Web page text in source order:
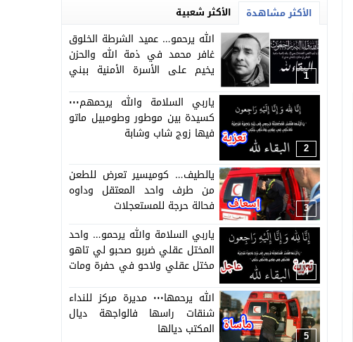
الأكثر مشاهدة الأكثر شعبية
1
الله يرحمو… عميد الشرطة الخلوق
غافر محمد في ذمة الله والحزن
يخيم على الأسرة الأمنية ببني
2
ياربي السلامة والله يرحمهم٠٠٠
كسيدة بين موطور وطومبيل ماتو
فيها زوج شاب وشابة
3
يالطيف… كوميسير تعرض للطعن
من طرف واحد المعتقل وداوه
فحالة حرجة للمستعجلات
4
ياربي السلامة والله يرحمو… واحد
المختل عقلي ضربو صحبو لي تاهو
مختل عقلي ولاحو في حفرة ومات
حصرية=
5
الله يرحمها٠٠٠ مديرة مركز للنداء
شنقات راسها فالواجهة ديال
المكتب ديالها